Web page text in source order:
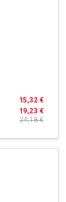
19,23 €
15,32 €
24,18 €